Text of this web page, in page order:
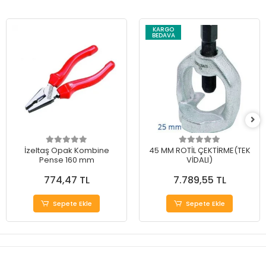
İzeltaş Opak Kombine
Pense 160 mm
774,47 TL
Sepete Ekle
KARGO
BEDAVA
45 MM ROTİL ÇEKTİRME(TEK
VİDALI)
7.789,55 TL
Sepete Ekle